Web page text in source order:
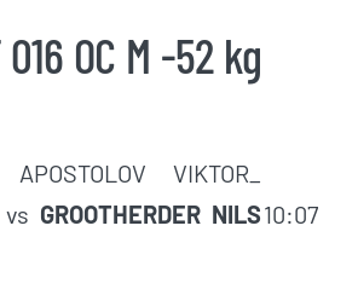
016 OC M -52 kg
VIKTOR_
GROOTHERDER NILS10:07